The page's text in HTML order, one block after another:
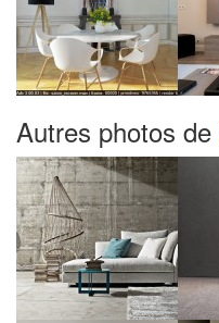
Autres photos de